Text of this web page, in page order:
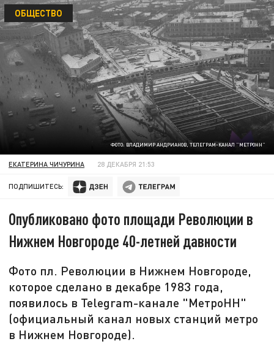
ФОТО: ВЛАДИМИР АНДРИАНОВ, ТЕЛЕГРАМ-КАНАЛ "МЕТРОНН"
ОБЩЕСТВО
ЕКАТЕРИНА ЧИЧУРИНА 28 ДЕКАБРЯ 21:53
ПОДПИШИТЕСЬ:
Опубликовано фото площади Революции в
Нижнем Новгороде 40-летней давности
Фото пл. Революции в Нижнем Новгороде,
которое сделано в декабре 1983 года,
появилось в Telegram-канале "МетроНН"
(официальный канал новых станций метро
в Нижнем Новгороде).